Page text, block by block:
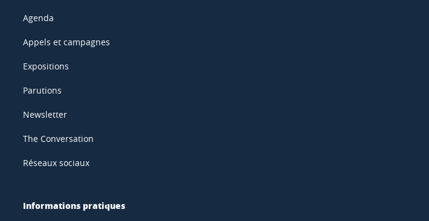
Agenda
Appels et campagnes
Expositions
Parutions
Newsletter
The Conversation
Réseaux sociaux
Informations pratiques